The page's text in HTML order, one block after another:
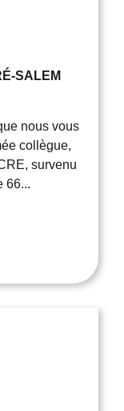
SALEM
nous vous
collègue,
survenu
66...